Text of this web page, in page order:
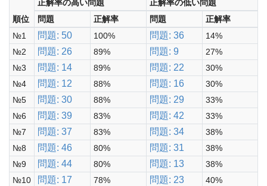
順位
正解率の高い問題
正解率の低い問題
問題
正解率 問題
正解率
№1
問題: 50 100% 問題: 36
14%
№2
問題: 26 89% 問題: 9
27%
№3
問題: 14 89% 問題: 22
30%
№4
問題: 12 88% 問題: 16
30%
№5
問題: 30 88% 問題: 29
33%
№6
問題: 39 83% 問題: 42
33%
№7
問題: 37 83% 問題: 34
38%
№8
問題: 46 80% 問題: 31
38%
№9
問題: 44 80% 問題: 13
38%
№10
問題: 17 78% 問題: 23 40%